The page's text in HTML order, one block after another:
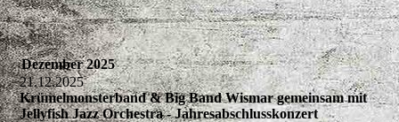
Dezember 2025
21.12.2025
Krümelmonsterband & Big Band Wismar gemeinsam mit
Jellyfish Jazz Orchestra - Jahresabschlusskonzert